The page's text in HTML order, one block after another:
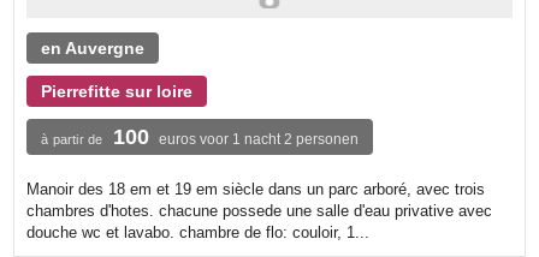
en Auvergne
Pierrefitte sur loire
à partir de 100 euros voor 1 nacht 2 personen
Manoir des 18 em et 19 em siècle dans un parc arboré, avec trois
chambres d'hotes. chacune possede une salle d'eau privative avec
douche wc et lavabo. chambre de flo: couloir, 1...